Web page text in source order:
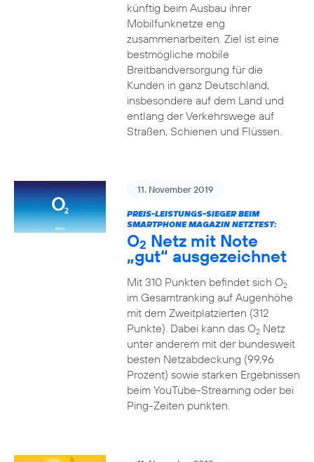
künftig beim Ausbau ihrer
Mobilfunknetze eng
zusammenarbeiten. Ziel ist eine
bestmögliche mobile
Breitbandversorgung für die
Kunden in ganz Deutschland,
insbesondere auf dem Land und
entlang der Verkehrswege auf
Straßen, Schienen und Flüssen.
11. November 2019
PREIS-LEISTUNGS-SIEGER BEIM
SMARTPHONE MAGAZIN NETZTEST:
O2 Netz mit Note
„gut“ ausgezeichnet
Mit 310 Punkten befindet sich O2
im Gesamtranking auf Augenhöhe
mit dem Zweitplatzierten (312
Punkte). Dabei kann das O2Netz
unter anderem mit der bundesweit
besten Netzabdeckung (99,96
Prozent) sowie starken Ergebnissen
beim YouTube-Streaming oder bei
Ping-Zeiten punkten.